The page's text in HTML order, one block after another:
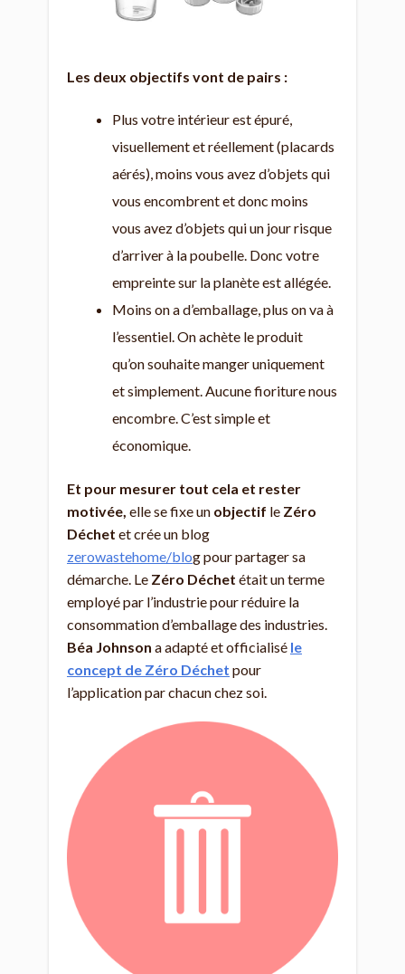
Les deux objectifs vont de pairs :
Plus votre intérieur est épuré,
visuellement et réellement (placards
aérés), moins vous avez d’objets qui
vous encombrent et donc moins
vous avez d’objets qui un jour risque
d’arriver à la poubelle. Donc votre
empreinte sur la planète est allégée.
Moins on a d’emballage, plus on va à
l’essentiel. On achète le produit
qu’on souhaite manger uniquement
et simplement. Aucune fioriture nous
encombre. C’est simple et
économique.
Et pour mesurer tout cela et rester
motivée, elle se fixe un objectif le Zéro
Déchet et crée un blog
zerowastehome/blog pour partager sa
démarche. Le Zéro Déchet était un terme
employé par l’industrie pour réduire la
consommation d’emballage des industries.
Béa Johnson a adapté et officialisé le
concept de Zéro Déchet pour
l’application par chacun chez soi.